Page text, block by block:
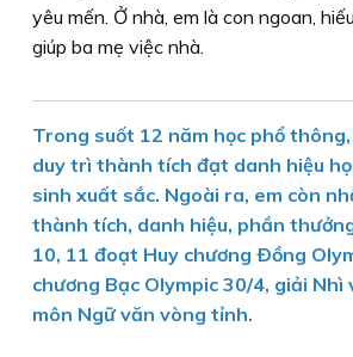
yêu mến. Ở nhà, em là con ngoan,
giúp ba mẹ việc nhà.
Trong suốt 12 năm học phổ
duy trì thành tích đạt danh hiệu
sinh xuất sắc. Ngoài ra, em còn
thành tích, danh hiệu, phần
10, 11 đoạt Huy chương Ðồng
chương Bạc Olympic 30/4, giải Nhì
môn Ngữ văn vòng tỉnh.